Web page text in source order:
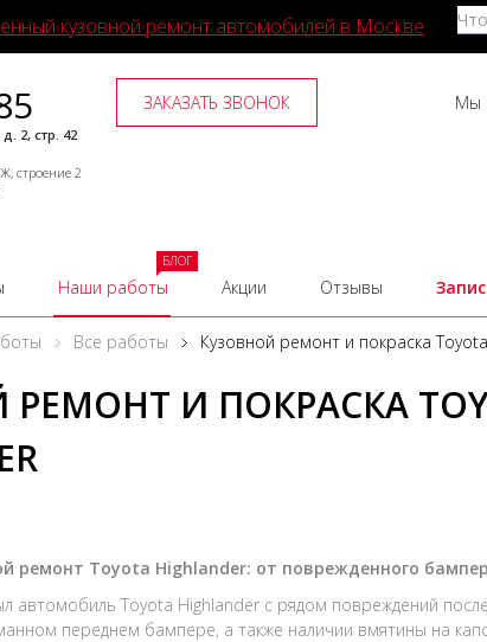
кузовной ремонт автомобилей в Москве
2, стр. 42
строение 2
ЗАКАЗАТЬ ЗВОНОК Мы
Наши работы
БЛОГ
Акции Отзывы
Все работы Кузовной ремонт и покраска
И ПОКРАСКА
ремонт Toyota Highlander: от поврежденного
автомобиль Toyota Highlander с рядом повреждений
переднем бампере, а также наличии вмятины на